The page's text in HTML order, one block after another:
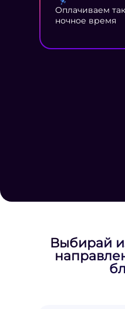
Оплачиваем
ночное время
Выбирай